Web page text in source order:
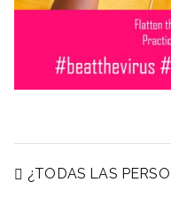
¿TODAS LAS